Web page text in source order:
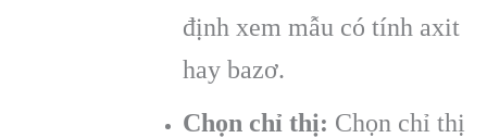
định xem mẫu có tính axit
hay bazơ.
Chọn chỉ thị: Chọn chỉ thị